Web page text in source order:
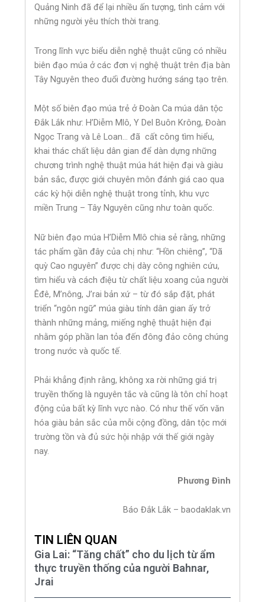
Quảng Ninh đã để lại nhiều ấn tượng, tình cảm với
những người yêu thích thời trang.
Trong lĩnh vực biểu diễn nghệ thuật cũng có nhiều
biên đạo múa ở các đơn vị nghệ thuật trên địa bàn
Tây Nguyên theo đuổi đường hướng sáng tạo trên.
Một số biên đạo múa trẻ ở Đoàn Ca múa dân tộc
Đắk Lắk như: H’Diễm Mlô, Y Del Buôn Krông, Đoàn
Ngọc Trang và Lê Loan… đã cất công tìm hiểu,
khai thác chất liệu dân gian để dàn dựng những
chương trình nghệ thuật múa hát hiện đại và giàu
bản sắc, được giới chuyên môn đánh giá cao qua
các kỳ hội diễn nghệ thuật trong tỉnh, khu vực
miền Trung – Tây Nguyên cũng như toàn quốc.
Nữ biên đạo múa H’Diễm Mlô chia sẻ rằng, những
tác phẩm gần đây của chị như: “Hồn chiêng”, “Dã
quỳ Cao nguyên” được chị dày công nghiên cứu,
tìm hiểu và cách điệu từ chất liệu xoang của người
Êđê, M’nông, J’rai bản xứ – từ đó sắp đặt, phát
triển “ngôn ngữ” múa giàu tính dân gian ấy trở
thành những mảng, miếng nghệ thuật hiện đại
nhằm góp phần lan tỏa đến đông đảo công chúng
trong nước và quốc tế.
Phải khẳng định rằng, không xa rời những giá trị
truyền thống là nguyên tắc và cũng là tôn chỉ hoạt
động của bất kỳ lĩnh vực nào. Có như thế vốn văn
hóa giàu bản sắc của mỗi cộng đồng, dân tộc mới
trường tồn và đủ sức hội nhập với thế giới ngày
nay.
Phương Đình
Báo Đắk Lắk – baodaklak.vn
TIN LIÊN QUAN
Gia Lai: “Tăng chất” cho du lịch từ ẩm
thực truyền thống của người Bahnar,
Jrai